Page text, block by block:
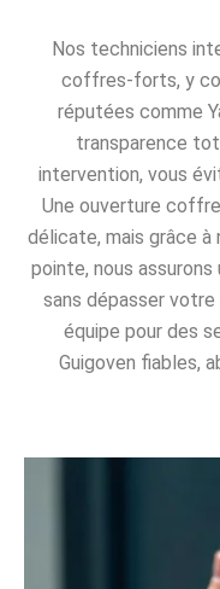
Nos techniciens
coffres-forts, y
réputées comme
transparence
intervention, vous
Une ouverture
délicate, mais grâce
pointe, nous
sans dépasser
équipe pour des
Guigoven fiables,